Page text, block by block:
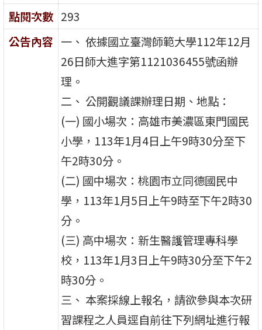
點閱次數 293
公告內容 一、 依據國立臺灣師範大學112年12月
26日師大進字第1121036455號函辦
理。
二、 公開觀議課辦理日期、地點：
(一) 國小場次：高雄市美濃區東門國民
小學，113年1月4日上午9時30分至下
午2時30分。
(二) 國中場次：桃園市立同德國民中
學，113年1月5日上午9時至下午2時30
分。
(三) 高中場次：新生醫護管理專科學
校，113年1月3日上午9時30分至下午2
時30分。
三、 本案採線上報名，請欲參與本次研
習課程之人員逕自前往下列網址進行報